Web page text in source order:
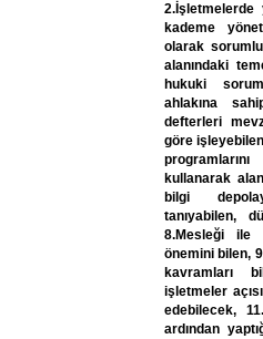
2.İşletmelerde
kademe
olarak
alanındaki
hukuki
ahlakına
defterleri
göre
kullanarak
bilgi
tanıyabilen,
8.Mesleği ile
önemini bilen,
kavramları
işletmeler
edebilecek,
ardından